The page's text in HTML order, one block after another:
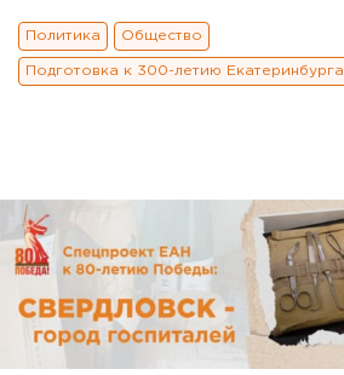
Политика Общество
Подготовка к 300-летию Екатеринбурга